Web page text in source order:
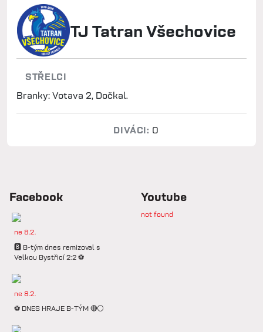
TJ Tatran Všechovice
STŘELCI
Branky: Votava 2, Dočkal.
DIVÁCI: 0
Facebook
ne 8.2.
🅱️ B-tým dnes remizoval s
Velkou Bystřicí 2:2 ⚽️
ne 8.2.
⚽️ DNES HRAJE B-TÝM 🔴⚪️
Youtube
not found